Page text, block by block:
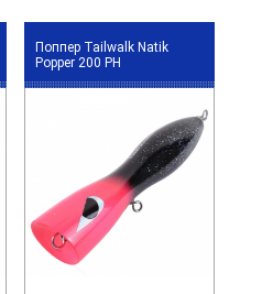
Поппер Tailwalk Natik
Popper 200 PH